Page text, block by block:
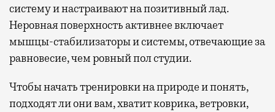
систему и настраивают на позитивный лад.
Неровная поверхность активнее включает
мышцы-стабилизаторы и системы, отвечающие за
равновесие, чем ровный пол студии.
Чтобы начать тренировки на природе и понять,
подходят ли они вам, хватит коврика, ветровки,